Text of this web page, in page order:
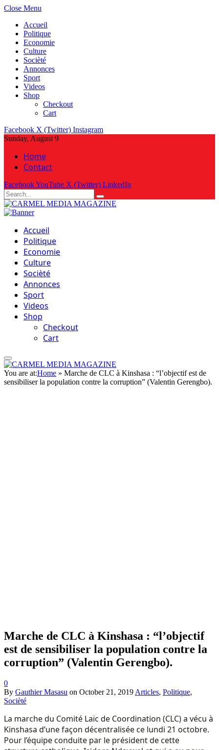
Close Menu
Accueil
Politique
Economie
Culture
Socièté
Annonces
Sport
Videos
Shop
Checkout
Cart
Facebook X (Twitter) Instagram
Sunday, August 9
Home
Contact
FacebookYouTube X (Twitter) LinkedIn
Accueil
Politique
Economie
Culture
Socièté
Annonces
Sport
Videos
Shop
Checkout
Cart
You are at:Home » Marche de CLC à Kinshasa : “l’objectif est de
sensibiliser la population contre la corruption” (Valentin Gerengbo).
Marche de CLC à Kinshasa : “l’objectif
est de sensibiliser la population contre la
corruption” (Valentin Gerengbo).
0
By Gauthier Masasu on October 21, 2019 Articles, Politique,
Socièté
La marche du Comité Laïc de Coordination (CLC) a vécu à
Kinshasa d’une façon décentralisée ce lundi 21 octobre.
Pour l’équipe conduite par le président de cette